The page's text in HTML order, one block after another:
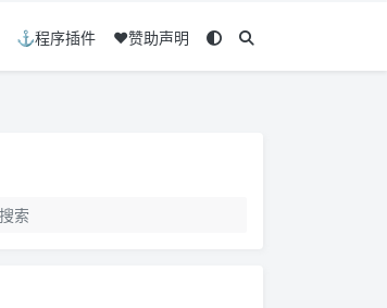
⚓程序插件 ❤️赞助声明